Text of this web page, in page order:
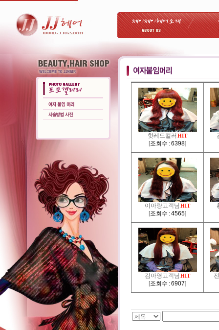
핫레드컬러 HIT
[조회수 : 6398]
이아량고객님 HIT
[조회수 : 4565]
김아영고객님 HIT
[조회수 : 6907]